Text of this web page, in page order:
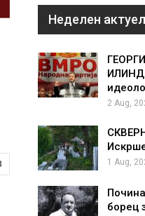
Неделен актуел
2 Aug,
1 Aug,
борец